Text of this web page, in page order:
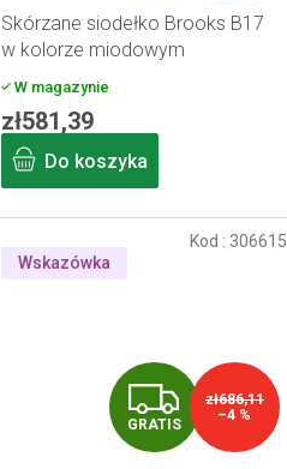
A
Skórzane siodełko Brooks B17
w kolorze miodowym
W magazynie
zł581,39
Do koszyka
Wskazówka
G
R
GRATIS
zł686,11
–4 %
Kod :